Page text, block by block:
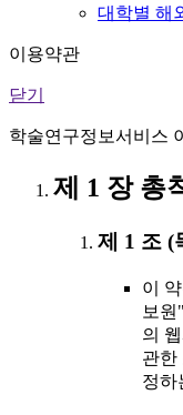
대학별 해
이용약관
닫기
학술연구정보서비스
제 1 장 총
제 1 조 (
이
보
의
관한
정하